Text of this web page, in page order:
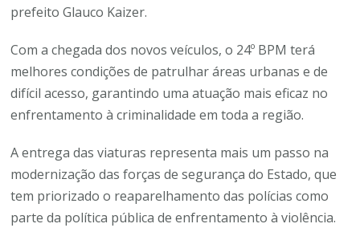
prefeito Glauco Kaizer.
Com a chegada dos novos veículos, o 24º BPM terá
melhores condições de patrulhar áreas urbanas e de
difícil acesso, garantindo uma atuação mais eficaz no
enfrentamento à criminalidade em toda a região.
A entrega das viaturas representa mais um passo na
modernização das forças de segurança do Estado, que
tem priorizado o reaparelhamento das polícias como
parte da política pública de enfrentamento à violência.